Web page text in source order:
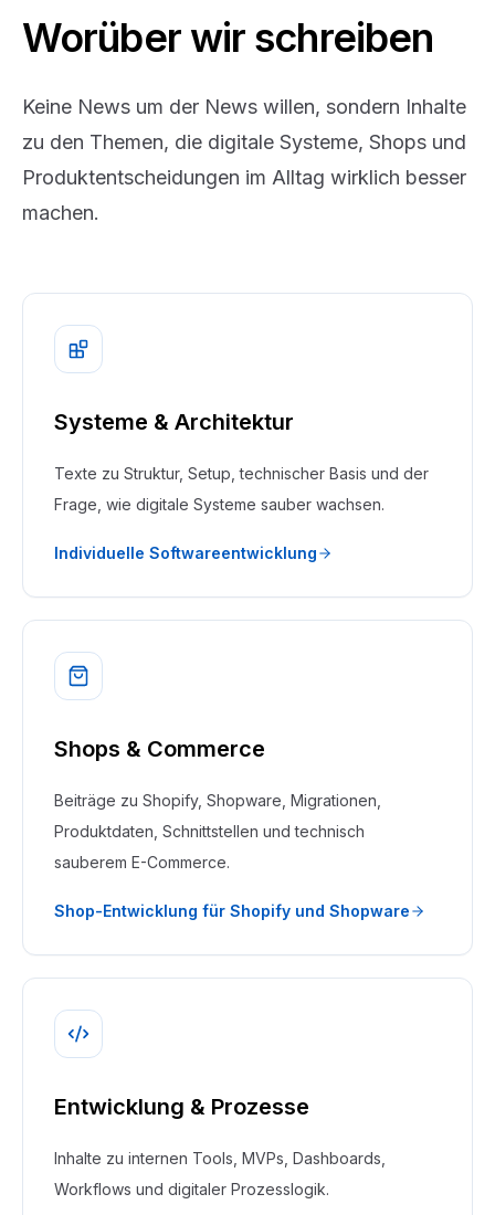
Worüber wir schreiben
Keine News um der News willen, sondern Inhalte
zu den Themen, die digitale Systeme, Shops und
Produktentscheidungen im Alltag wirklich besser
machen.
Systeme & Architektur
Texte zu Struktur, Setup, technischer Basis und der
Frage, wie digitale Systeme sauber wachsen.
Individuelle Softwareentwicklung
Shops & Commerce
Beiträge zu Shopify, Shopware, Migrationen,
Produktdaten, Schnittstellen und technisch
sauberem E-Commerce.
Shop-Entwicklung für Shopify und Shopware
Entwicklung & Prozesse
Inhalte zu internen Tools, MVPs, Dashboards,
Workflows und digitaler Prozesslogik.